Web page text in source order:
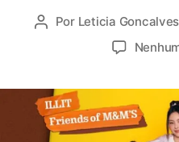
A
r
d
o
Por Leticia Goncalves